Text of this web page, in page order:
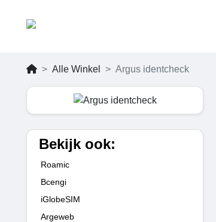
Alle Winkel Argus identcheck
Bekijk ook:
Roamic
Bcengi
iGlobeSIM
Argeweb